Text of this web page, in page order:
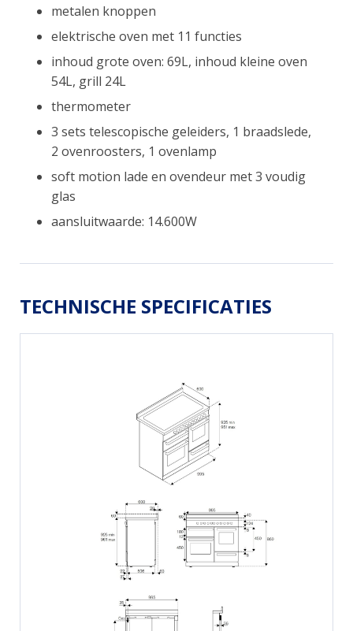
metalen knoppen
elektrische oven met 11 functies
inhoud grote oven: 69L, inhoud kleine oven
54L, grill 24L
thermometer
3 sets telescopische geleiders, 1 braadslede,
2 ovenroosters, 1 ovenlamp
soft motion lade en ovendeur met 3 voudig
glas
aansluitwaarde: 14.600W
TECHNISCHE SPECIFICATIES